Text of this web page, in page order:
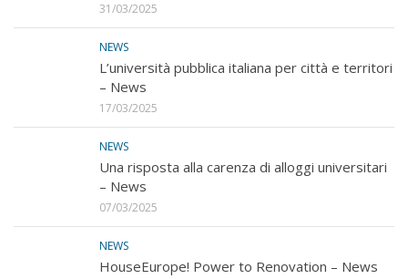
31/03/2025
NEWS
L’università pubblica italiana per città e territori
– News
17/03/2025
NEWS
Una risposta alla carenza di alloggi universitari
– News
07/03/2025
NEWS
HouseEurope! Power to Renovation – News